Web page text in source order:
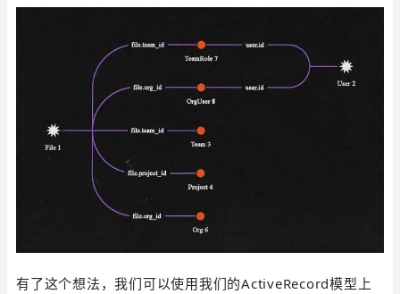
有了这个想法，我们可以使用我们的ActiveRecord模型上